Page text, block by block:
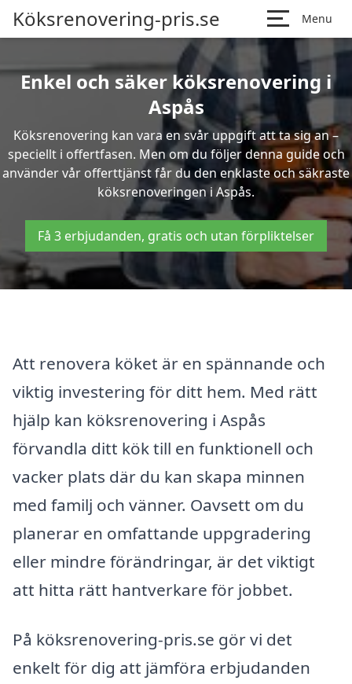
Köksrenovering-pris.se Menu
Enkel och säker köksrenovering i
Aspås
Köksrenovering kan vara en svår uppgift att ta sig an –
speciellt i offertfasen. Men om du följer denna guide och
använder vår offerttjänst får du den enklaste och säkraste
köksrenoveringen i Aspås.
Få 3 erbjudanden, gratis och utan förpliktelser
Att renovera köket är en spännande och
viktig investering för ditt hem. Med rätt
hjälp kan köksrenovering i Aspås
förvandla ditt kök till en funktionell och
vacker plats där du kan skapa minnen
med familj och vänner. Oavsett om du
planerar en omfattande uppgradering
eller mindre förändringar, är det viktigt
att hitta rätt hantverkare för jobbet.
På köksrenovering-pris.se gör vi det
enkelt för dig att jämföra erbjudanden